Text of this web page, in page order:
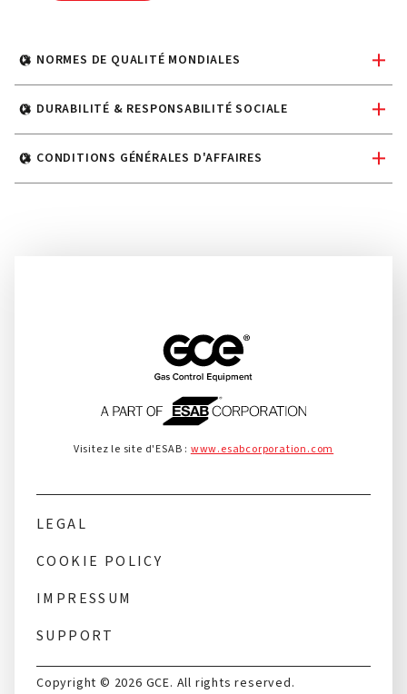
NORMES DE QUALITÉ MONDIALES
DURABILITÉ & RESPONSABILITÉ SOCIALE
CONDITIONS GÉNÉRALES D'AFFAIRES
Copyright © 2026 GCE. All rights reserved.
Visitez le site d'ESAB : www.esabcorporation.com
LEGAL
COOKIE POLICY
IMPRESSUM
SUPPORT